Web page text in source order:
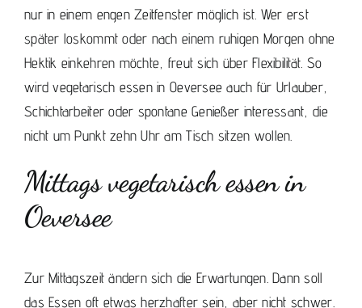
nur in einem engen Zeitfenster möglich ist. Wer erst
später loskommt oder nach einem ruhigen Morgen ohne
Hektik einkehren möchte, freut sich über Flexibilität. So
wird vegetarisch essen in Oeversee auch für Urlauber,
Schichtarbeiter oder spontane Genießer interessant, die
nicht um Punkt zehn Uhr am Tisch sitzen wollen.
Mittags vegetarisch essen in
Oeversee
Zur Mittagszeit ändern sich die Erwartungen. Dann soll
das Essen oft etwas herzhafter sein, aber nicht schwer.